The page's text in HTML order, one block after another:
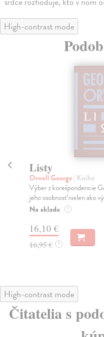
High-contrast mode
Listy
Orwell George | Kniha
Výber z korešpondencie
jeho osobnosť nielen ako
Na sklade ?
16,10 €
16,95 € ?
High-contrast mode
Čitatelia s